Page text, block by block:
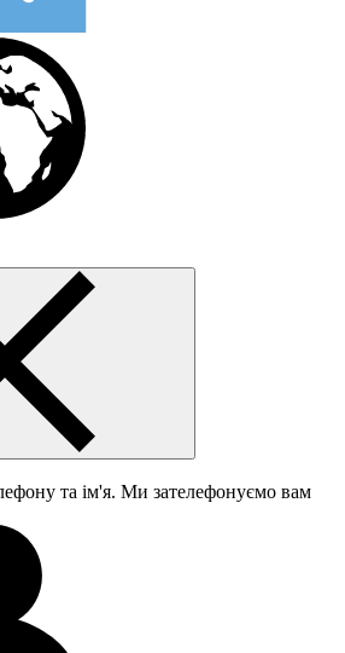
та ім'я. Ми зателефонуємо вам